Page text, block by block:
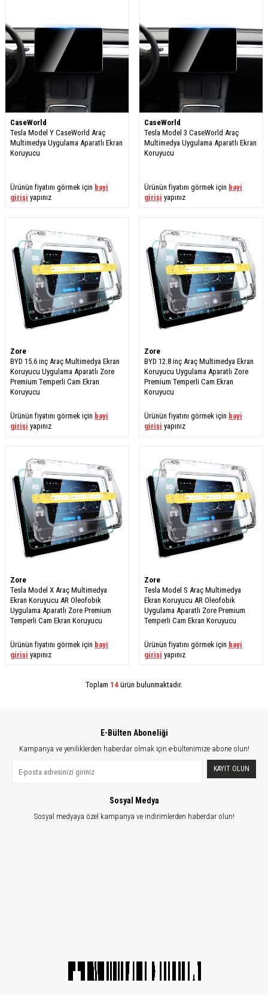
CaseWorld
Tesla Model Y CaseWorld Araç
Multimedya Uygulama Aparatlı Ekran
Koruyucu
Ürünün fiyatını görmek için bayi
girişi yapınız
CaseWorld
Tesla Model 3 CaseWorld Araç
Multimedya Uygulama Aparatlı Ekran
Koruyucu
Ürünün fiyatını görmek için bayi
girişi yapınız
Zore
BYD 15.6 inç Araç Multimedya Ekran
Koruyucu Uygulama Aparatlı Zore
Premium Temperli Cam Ekran
Koruyucu
Ürünün fiyatını görmek için bayi
girişi yapınız
Zore
BYD 12.8 inç Araç Multimedya Ekran
Koruyucu Uygulama Aparatlı Zore
Premium Temperli Cam Ekran
Koruyucu
Ürünün fiyatını görmek için bayi
girişi yapınız
Zore
Tesla Model X Araç Multimedya
Ekran Koruyucu AR Oleofobik
Uygulama Aparatlı Zore Premium
Temperli Cam Ekran Koruyucu
Ürünün fiyatını görmek için bayi
girişi yapınız
Zore
Tesla Model S Araç Multimedya
Ekran Koruyucu AR Oleofobik
Uygulama Aparatlı Zore Premium
Temperli Cam Ekran Koruyucu
Ürünün fiyatını görmek için bayi
girişi yapınız
Toplam 14 ürün bulunmaktadır.
E-Bülten Aboneliği
Kampanya ve yeniliklerden haberdar olmak için e-bültenimize abone olun!
KAYIT OLUN
Sosyal Medya
Sosyal medyaya özel kampanya ve indirimlerden haberdar olun!